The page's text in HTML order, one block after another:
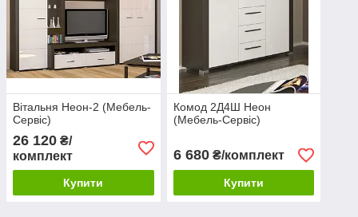
Вітальня Неон-2 (Мебель-
Сервіс)
26 120 ₴/
комплект
Купити
Комод 2Д4Ш Неон
(Мебель-Сервіс)
6 680₴/комплект
Купити